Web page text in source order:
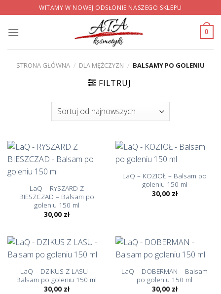
to
content
WITAMY W NOWEJ ODSŁONIE NASZEGO SKLEPU
0
STRONA GŁÓWNA / DLA MĘŻCZYZN / BALSAMY PO GOLENIU
FILTRUJ
LaQ – RYSZARD Z
BIESZCZAD – Balsam po
goleniu 150 ml
30,00 zł
LaQ – KOZIOŁ – Balsam po
goleniu 150 ml
30,00 zł
LaQ – DZIKUS Z LASU –
Balsam po goleniu 150 ml
30,00 zł
LaQ – DOBERMAN – Balsam
po goleniu 150 ml
30,00 zł